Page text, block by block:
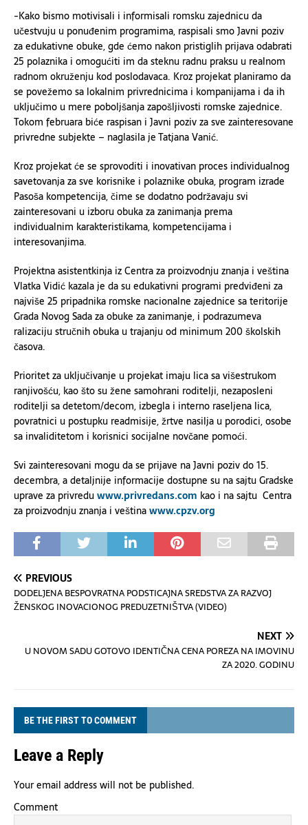
-Kako bismo motivisali i informisali romsku zajednicu da
učestvuju u ponuđenim programima, raspisali smo Javni poziv
za edukativne obuke, gde ćemo nakon pristiglih prijava odabrati
25 polaznika i omogućiti im da steknu radnu praksu u realnom
radnom okruženju kod poslodavaca. Kroz projekat planiramo da
se povežemo sa lokalnim privrednicima i kompanijama i da ih
uključimo u mere poboljšanja zapošljivosti romske zajednice.
Tokom februara biće raspisan i Javni poziv za sve zainteresovane
privredne subjekte – naglasila je Tatjana Vanić.
Kroz projekat će se sprovoditi i inovativan proces individualnog
savetovanja za sve korisnike i polaznike obuka, program izrade
Pasoša kompetencija, čime se dodatno podržavaju svi
zainteresovani u izboru obuka za zanimanja prema
individualnim karakteristikama, kompetencijama i
interesovanjima.
Projektna asistentkinja iz Centra za proizvodnju znanja i veština
Vlatka Vidić kazala je da su edukativni programi predviđeni za
najviše 25 pripadnika romske nacionalne zajednice sa teritorije
Grada Novog Sada za obuke za zanimanje, i podrazumeva
ralizaciju stručnih obuka u trajanju od minimum 200 školskih
časova.
Prioritet za uključivanje u projekat imaju lica sa višestrukom
ranjivošću, kao što su žene samohrani roditelji, nezaposleni
roditelji sa detetom/decom, izbegla i interno raseljena lica,
povratnici u postupku readmisije, žrtve nasilja u porodici, osobe
sa invaliditetom i korisnici socijalne novčane pomoći.
Svi zainteresovani mogu da se prijave na Javni poziv do 15.
decembra, a detaljnije informacije dostupne su na sajtu Gradske
uprave za privreduwww.privredans.com kao i na sajtu Centra
za proizvodnju znanja i veštinawww.cpzv.org
PREVIOUS
DODELJENA BESPOVRATNA PODSTICAJNA SREDSTVA ZA RAZVOJ
ŽENSKOG INOVACIONOG PREDUZETNIŠTVA (VIDEO)
NEXT
U NOVOM SADU GOTOVO IDENTIČNA CENA POREZA NA IMOVINU
ZA 2020. GODINU
BE THE FIRST TO COMMENT
Leave a Reply
Your email address will not be published.
Comment